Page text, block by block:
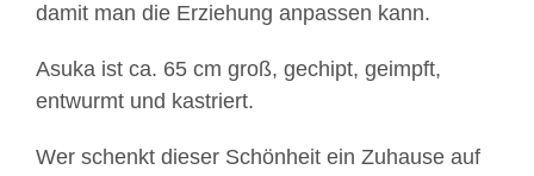
damit man die Erziehung anpassen kann.
Asuka ist ca. 65 cm groß, gechipt, geimpft,
entwurmt und kastriert.
Wer schenkt dieser Schönheit ein Zuhause auf